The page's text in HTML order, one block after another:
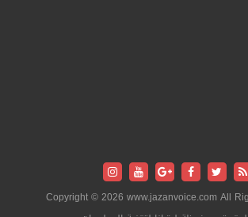
Copyright © 2026 www.jazanvoice.com All